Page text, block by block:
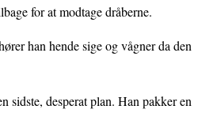
for at modtage dråberne.
han hende sige og vågner da den
sidste, desperat plan. Han pakker en